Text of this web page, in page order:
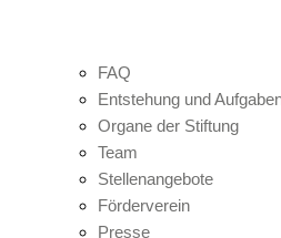
FAQ
Entstehung und
Organe der Stiftung
Team
Stellenangebote
Förderverein
Presse